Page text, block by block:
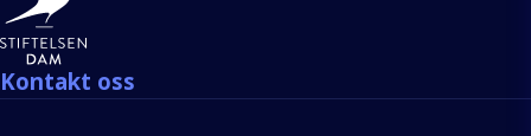
Kontakt oss